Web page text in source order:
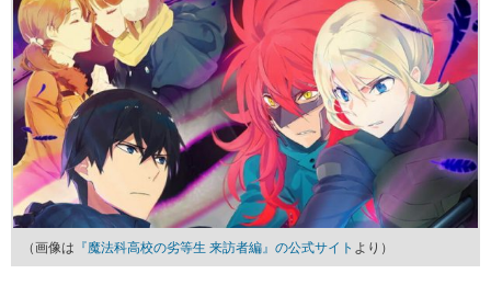
（画像は 『魔法科高校の劣等生 来訪者編』の公式サイト より）